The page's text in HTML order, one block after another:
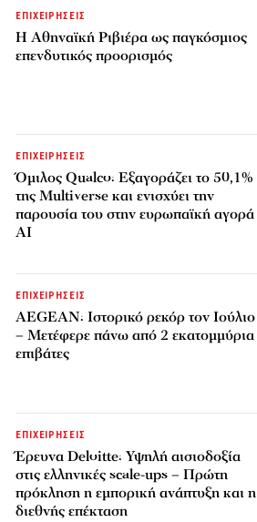
ΕΠΙΧΕΙΡΗΣΕΙΣ
Η Αθηναϊκή Ριβιέρα ως παγκόσμιος
επενδυτικός προορισμός
ΕΠΙΧΕΙΡΗΣΕΙΣ
Όμιλος Qualco: Εξαγοράζει το 50,1%
της Multiverse και ενισχύει την
παρουσία του στην ευρωπαϊκή αγορά
AI
ΕΠΙΧΕΙΡΗΣΕΙΣ
AEGEAN: Ιστορικό ρεκόρ τον Ιούλιο
– Μετέφερε πάνω από 2 εκατομμύρια
επιβάτες
ΕΠΙΧΕΙΡΗΣΕΙΣ
Έρευνα Deloitte: Υψηλή αισιοδοξία
στις ελληνικές scale-ups – Πρώτη
πρόκληση η εμπορική ανάπτυξη και η
διεθνής επέκταση